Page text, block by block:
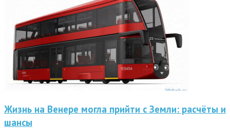
Жизнь на Венере могла прийти с Земли: расчёты и
шансы